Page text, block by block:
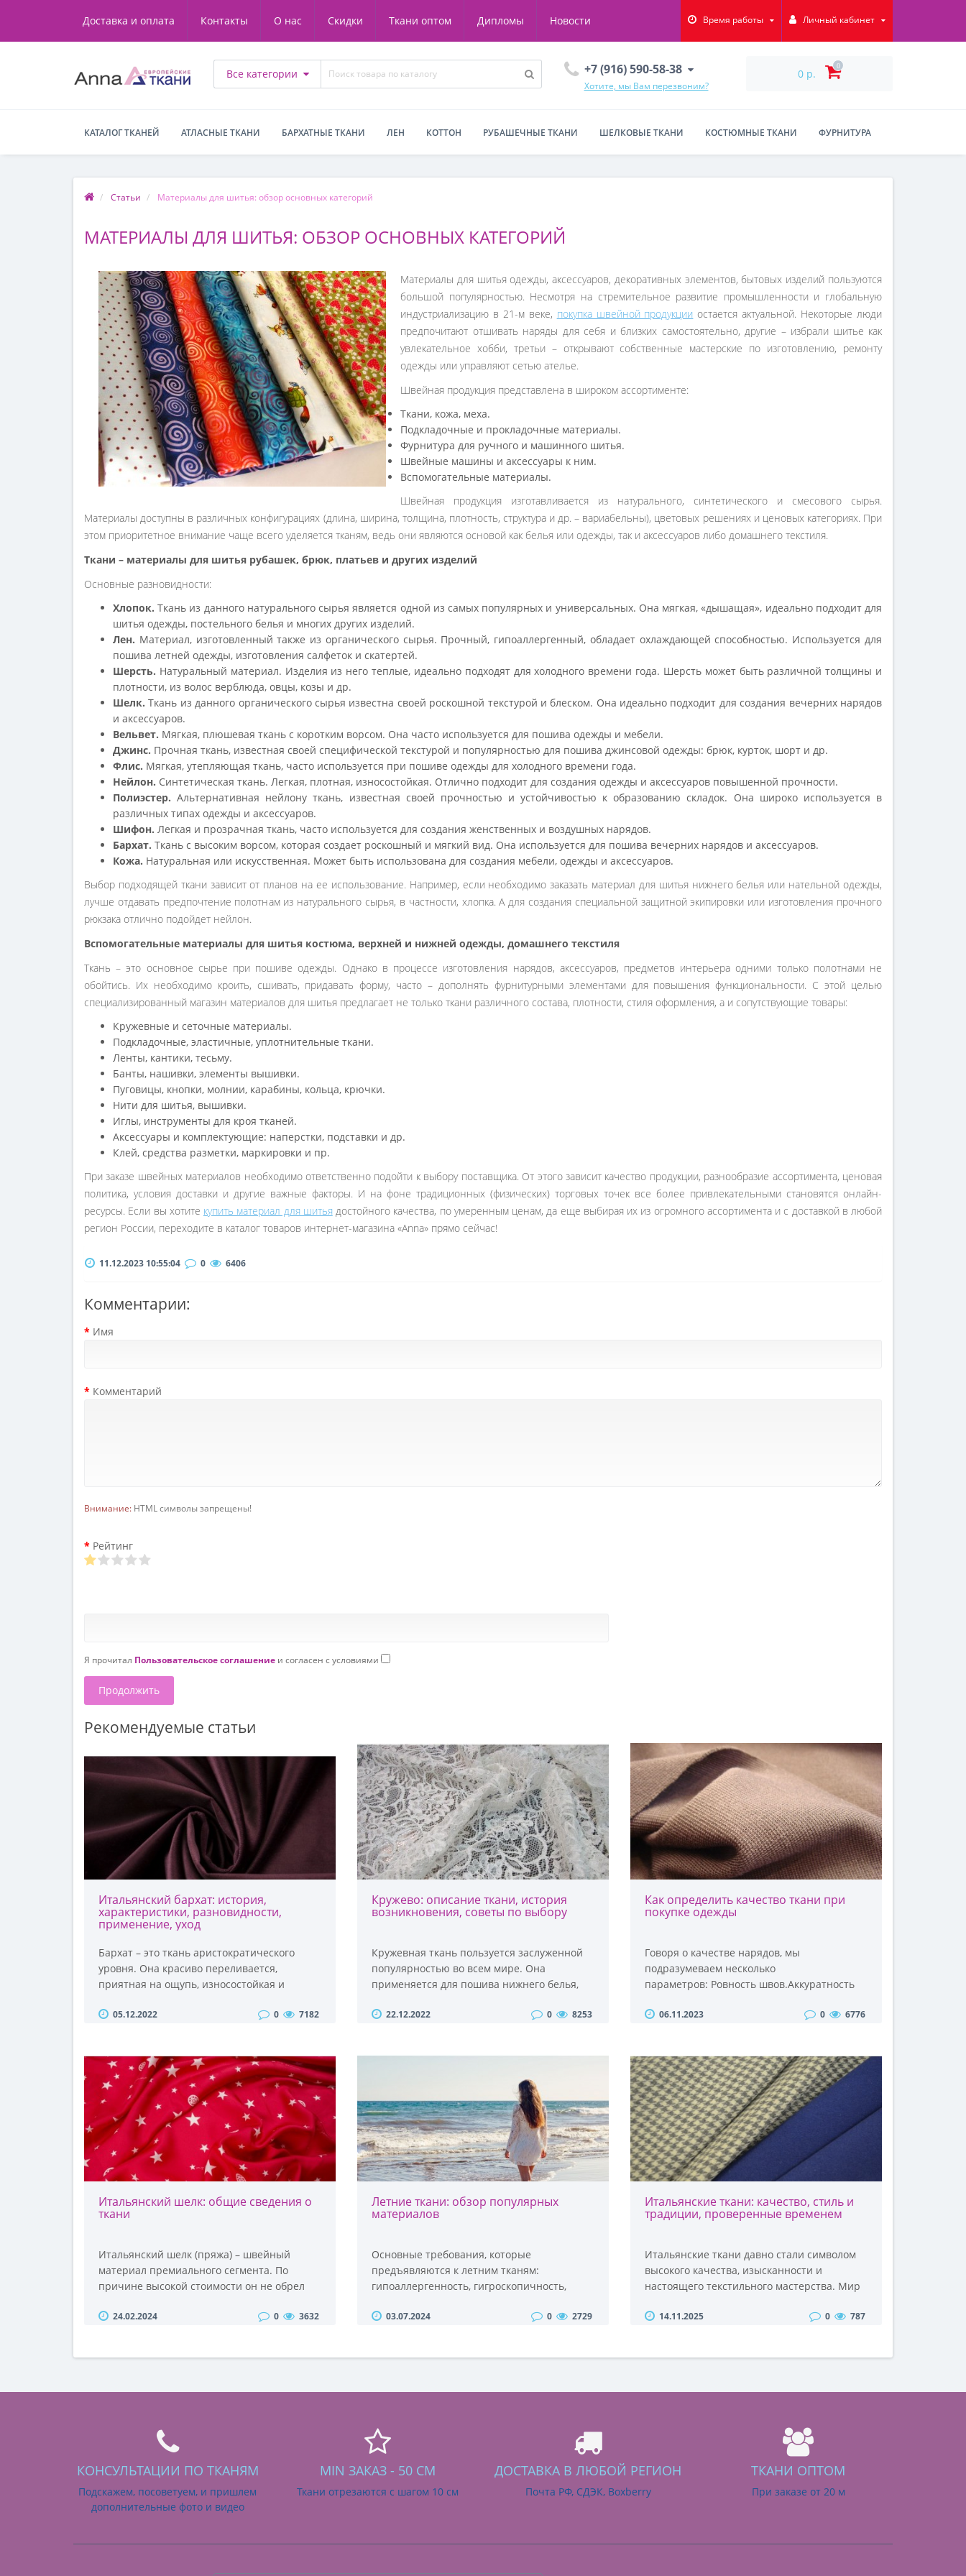
Доставка и оплата Контакты О нас Скидки Ткани оптом Дипломы Новости Время работы Личный кабинет
Все категории +7 (916) 590-58-38
Хотите, мы Вам перезвоним?
0 р.
0
КАТАЛОГ ТКАНЕЙ АТЛАСНЫЕ ТКАНИ БАРХАТНЫЕ ТКАНИ ЛЕН КОТТОН РУБАШЕЧНЫЕ ТКАНИ ШЕЛКОВЫЕ ТКАНИ КОСТЮМНЫЕ ТКАНИ ФУРНИТУРА
Статьи Материалы для шитья: обзор основных категорий
МАТЕРИАЛЫ ДЛЯ ШИТЬЯ: ОБЗОР ОСНОВНЫХ КАТЕГОРИЙ
Материалы для шитья одежды, аксессуаров, декоративных элементов, бытовых изделий пользуются
большой популярностью. Несмотря на стремительное развитие промышленности и глобальную
индустриализацию в 21-м веке, покупка швейной продукции остается актуальной. Некоторые люди
предпочитают отшивать наряды для себя и близких самостоятельно, другие – избрали шитье как
увлекательное хобби, третьи – открывают собственные мастерские по изготовлению, ремонту
одежды или управляют сетью ателье.
Швейная продукция представлена в широком ассортименте:
Ткани, кожа, меха.
Подкладочные и прокладочные материалы.
Фурнитура для ручного и машинного шитья.
Швейные машины и аксессуары к ним.
Вспомогательные материалы.
Швейная продукция изготавливается из натурального, синтетического и смесового сырья.
Материалы доступны в различных конфигурациях (длина, ширина, толщина, плотность, структура и др. – вариабельны), цветовых решениях и ценовых категориях. При
этом приоритетное внимание чаще всего уделяется тканям, ведь они являются основой как белья или одежды, так и аксессуаров либо домашнего текстиля.
Ткани – материалы для шитья рубашек, брюк, платьев и других изделий
Основные разновидности:
Хлопок.Ткань из данного натурального сырья является одной из самых популярных и универсальных. Она мягкая, «дышащая», идеально подходит для
шитья одежды, постельного белья и многих других изделий.
Лен. Материал, изготовленный также из органического сырья. Прочный, гипоаллергенный, обладает охлаждающей способностью. Используется для
пошива летней одежды, изготовления салфеток и скатертей.
Шерсть. Натуральный материал. Изделия из него теплые, идеально подходят для холодного времени года. Шерсть может быть различной толщины и
плотности, из волос верблюда, овцы, козы и др.
Шелк.Ткань из данного органического сырья известна своей роскошной текстурой и блеском. Она идеально подходит для создания вечерних нарядов
и аксессуаров.
Вельвет. Мягкая, плюшевая ткань с коротким ворсом. Она часто используется для пошива одежды и мебели.
Джинс. Прочная ткань, известная своей специфической текстурой и популярностью для пошива джинсовой одежды: брюк, курток, шорт и др.
Флис. Мягкая, утепляющая ткань, часто используется при пошиве одежды для холодного времени года.
Нейлон. Синтетическая ткань. Легкая, плотная, износостойкая. Отлично подходит для создания одежды и аксессуаров повышенной прочности.
Полиэстер. Альтернативная нейлону ткань, известная своей прочностью и устойчивостью к образованию складок. Она широко используется в
различных типах одежды и аксессуаров.
Шифон. Легкая и прозрачная ткань, часто используется для создания женственных и воздушных нарядов.
Бархат. Ткань с высоким ворсом, которая создает роскошный и мягкий вид. Она используется для пошива вечерних нарядов и аксессуаров.
Кожа. Натуральная или искусственная. Может быть использована для создания мебели, одежды и аксессуаров.
Выбор подходящей ткани зависит от планов на ее использование. Например, если необходимо заказать материал для шитья нижнего белья или нательной одежды,
лучше отдавать предпочтение полотнам из натурального сырья, в частности, хлопка. А для создания специальной защитной экипировки или изготовления прочного
рюкзака отлично подойдет нейлон.
Вспомогательные материалы для шитья костюма, верхней и нижней одежды, домашнего текстиля
Ткань – это основное сырье при пошиве одежды. Однако в процессе изготовления нарядов, аксессуаров, предметов интерьера одними только полотнами не
обойтись. Их необходимо кроить, сшивать, придавать форму, часто – дополнять фурнитурными элементами для повышения функциональности. С этой целью
специализированный магазин материалов для шитья предлагает не только ткани различного состава, плотности, стиля оформления, а и сопутствующие товары:
Кружевные и сеточные материалы.
Подкладочные, эластичные, уплотнительные ткани.
Ленты, кантики, тесьму.
Банты, нашивки, элементы вышивки.
Пуговицы, кнопки, молнии, карабины, кольца, крючки.
Нити для шитья, вышивки.
Иглы, инструменты для кроя тканей.
Аксессуары и комплектующие: наперстки, подставки и др.
Клей, средства разметки, маркировки и пр.
При заказе швейных материалов необходимо ответственно подойти к выбору поставщика. От этого зависит качество продукции, разнообразие ассортимента, ценовая
политика, условия доставки и другие важные факторы. И на фоне традиционных (физических) торговых точек все более привлекательными становятся онлайн-
ресурсы. Если вы хотите купить материал для шитьядостойного качества, по умеренным ценам, да еще выбирая их из огромного ассортимента и с доставкой в любой
регион России, переходите в каталог товаров интернет-магазина «Anna» прямо сейчас!
11.12.2023 10:55:04 0 6406
Комментарии:
Имя
Комментарий
Внимание: HTML символы запрещены!
Рейтинг
Я прочитал Пользовательское соглашение и согласен с условиями
Продолжить
Рекомендуемые статьи
Итальянский бархат: история,
характеристики, разновидности,
применение, уход
Бархат – это ткань аристократического
уровня. Она красиво переливается,
приятная на ощупь, износостойкая и
Китае, еще в древности. Изначально он
завезены в Европу. И в Старом свете они
также быстро обрели популярность.
Довольно скоро европейские
производители начали изготавливать
бархат..
05.12.2022 0 7182
Кружево: описание ткани, история
возникновения, советы по выбору
Кружевная ткань пользуется заслуженной
популярностью во всем мире. Она
применяется для пошива нижнего белья,
декорирования одежды и предметов
материалов поистине огромное.Кружево:
что это за ткань?Материал изготавливается
из натуральных, искусственных..
22.12.2022 0 8253
Как определить качество ткани при
покупке одежды
Говоря о качестве нарядов, мы
подразумеваем несколько
параметров: Ровность швов.Аккуратность
ткани и др.От этих параметров зависит, как
временем. Привлекательность наряда
заметно снижается по мере выцветания,
истирания, образования катышков. И
потому за ним требуется правильн..
06.11.2023 0 6776
Итальянский шелк: общие сведения о
ткани
Итальянский шелк (пряжа) – швейный
материал премиального сегмента. По
причине высокой стоимости он не обрел
например, хлопковые или другие ткани
вид.Ткани из Италии пользуются растущим
24.02.2024 0 3632
Летние ткани: обзор популярных
материалов
Основные требования, которые
предъявляются к летним тканям:
гипоаллергенность, гигроскопичность,
качествами обладают натуральные и
жаре, одежда из ситца и льна станет
03.07.2024 0 2729
Итальянские ткани: качество, стиль и
традиции, проверенные временем
Итальянские ткани давно стали символом
высокого качества, изысканности и
настоящего текстильного мастерства. Мир
идёт о создании коллекций премиального
прикоснуться к настоящей текстильной
14.11.2025 0 787
КОНСУЛЬТАЦИИ ПО ТКАНЯМ
Подскажем, посоветуем, и пришлем
дополнительные фото и видео
MIN ЗАКАЗ - 50 СМ
Ткани отрезаются с шагом 10 см
ДОСТАВКА В ЛЮБОЙ РЕГИОН
Почта РФ, СДЭК, Boxberry
ТКАНИ ОПТОМ
При заказе от 20 м